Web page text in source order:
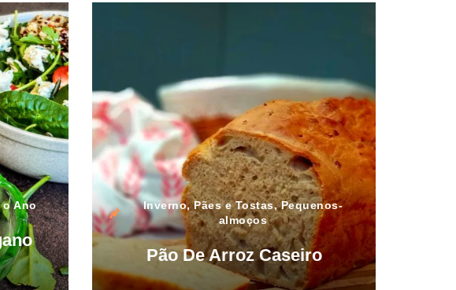
o Ano Inverno,Pães e Tostas,Pequenos-
almoços
Pão De Arroz Caseiro